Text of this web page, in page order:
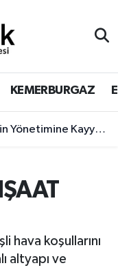
KEMERBURGAZ
Kayyum Atandı
hava koşullarını
altyapı ve